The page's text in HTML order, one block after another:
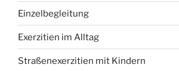
Einzelbegleitung
Exerzitien im Alltag
Straßenexerzitien mit Kindern